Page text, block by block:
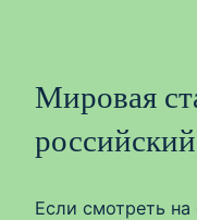
Мировая
Если смотреть